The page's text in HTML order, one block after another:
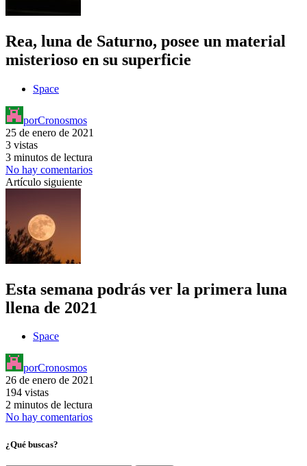
Rea, luna de Saturno, posee un material
misterioso en su superficie
Space
porCronosmos
25 de enero de 2021
3 vistas
3 minutos de lectura
No hay comentarios
Artículo siguiente
Esta semana podrás ver la primera luna
llena de 2021
Space
porCronosmos
26 de enero de 2021
194 vistas
2 minutos de lectura
No hay comentarios
¿Qué buscas?